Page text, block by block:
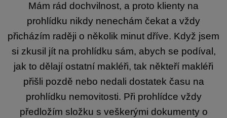
Mám rád dochvilnost, a proto klienty na
prohlídku nikdy nenechám čekat a vždy
přicházím raději o několik minut dříve. Když jsem
si zkusil jít na prohlídku sám, abych se podíval,
jak to dělají ostatní makléři, tak někteří makléři
přišli pozdě nebo nedali dostatek času na
prohlídku nemovitosti. Při prohlídce vždy
předložím složku s veškerými dokumenty o